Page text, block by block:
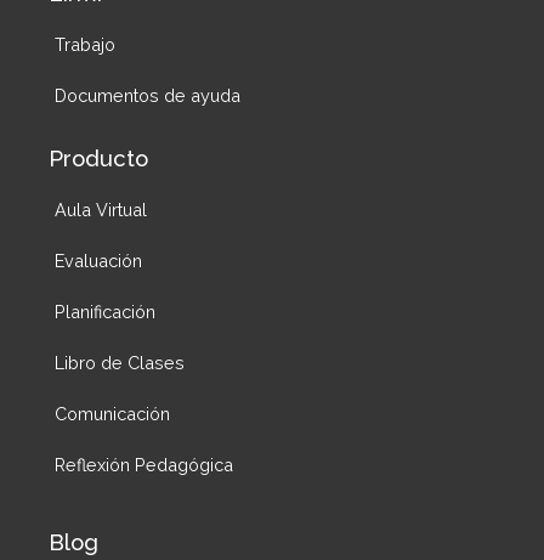
Trabajo
Documentos de ayuda
Producto
Aula Virtual
Evaluación
Planificación
Libro de Clases
Comunicación
Reflexión Pedagógica
Blog